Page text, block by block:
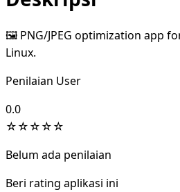
🖼️ PNG/JPEG optimization app
Linux.
Penilaian User
0.0
☆☆☆☆☆
Belum ada penilaian
Beri rating aplikasi ini